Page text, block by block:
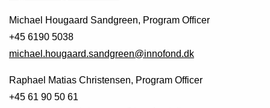
Michael Hougaard Sandgreen, Program Officer
+45 6190 5038
michael.hougaard.sandgreen@innofond.dk
Raphael Matias Christensen, Program Officer
+45 61 90 50 61